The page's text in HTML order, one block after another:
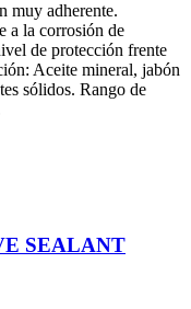
muy adherente.
a la corrosión de
de protección frente
Aceite mineral, jabón
sólidos. Rango de
SEALANT